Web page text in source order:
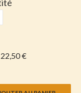
22,50 €